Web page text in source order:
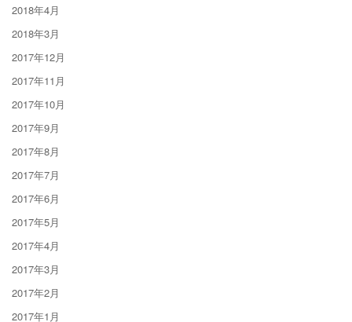
2018年4月
2018年3月
2017年12月
2017年11月
2017年10月
2017年9月
2017年8月
2017年7月
2017年6月
2017年5月
2017年4月
2017年3月
2017年2月
2017年1月